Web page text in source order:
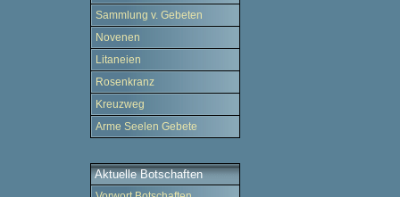
Sammlung v. Gebeten
Novenen
Litaneien
Rosenkranz
Kreuzweg
Arme Seelen Gebete
Aktuelle Botschaften